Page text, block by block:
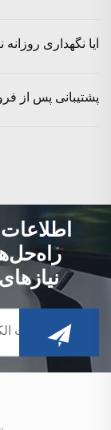
آیا نگهداری
پشتیبانی پس از